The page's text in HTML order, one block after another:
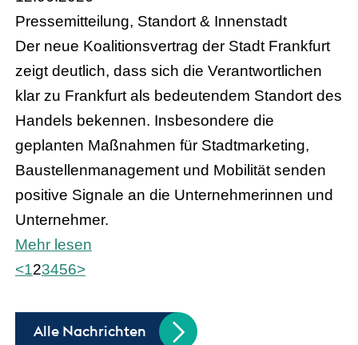
Pressemitteilung, Standort & Innenstadt
Der neue Koalitionsvertrag der Stadt Frankfurt
zeigt deutlich, dass sich die Verantwortlichen
klar zu Frankfurt als bedeutendem Standort des
Handels bekennen. Insbesondere die
geplanten Maßnahmen für Stadtmarketing,
Baustellenmanagement und Mobilität senden
positive Signale an die Unternehmerinnen und
Unternehmer.
Mehr lesen
<123456>
Alle Nachrichten